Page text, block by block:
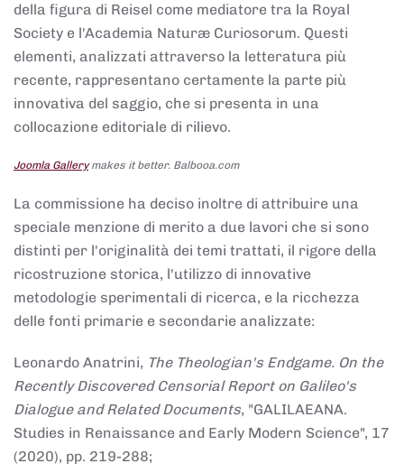
della figura di Reisel come mediatore tra la Royal
Society e l'Academia Naturæ Curiosorum. Questi
elementi, analizzati attraverso la letteratura più
recente, rappresentano certamente la parte più
innovativa del saggio, che si presenta in una
collocazione editoriale di rilievo.
Joomla Gallerymakes it better. Balbooa.com
La commissione ha deciso inoltre di attribuire una
speciale menzione di merito a due lavori che si sono
distinti per l'originalità dei temi trattati, il rigore della
ricostruzione storica, l'utilizzo di innovative
metodologie sperimentali di ricerca, e la ricchezza
delle fonti primarie e secondarie analizzate:
Leonardo Anatrini, The Theologian's Endgame. On the
Recently Discovered Censorial Report on Galileo's
Dialogue and Related Documents, "GALILAEANA.
Studies in Renaissance and Early Modern Science", 17
(2020), pp. 219-288;